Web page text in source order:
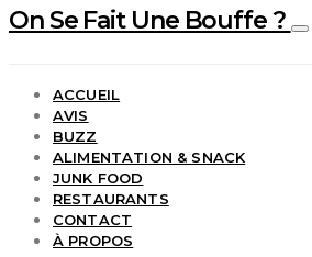
On Se Fait Une Bouffe ?
ACCUEIL
AVIS
BUZZ
ALIMENTATION & SNACK
JUNK FOOD
RESTAURANTS
CONTACT
À PROPOS